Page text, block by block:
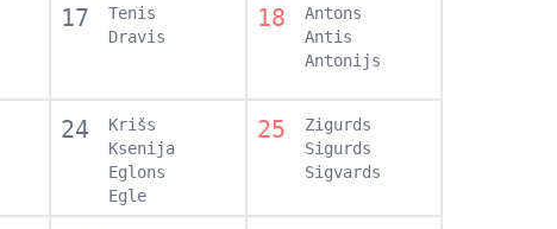
17
Tenis
Dravis
18
Antons
Antis
Antonijs
24
Krišs
Ksenija
Eglons
Egle
25
Zigurds
Sigurds
Sigvards